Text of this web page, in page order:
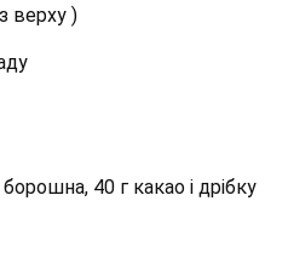
верху )
40 г какао і дрібку